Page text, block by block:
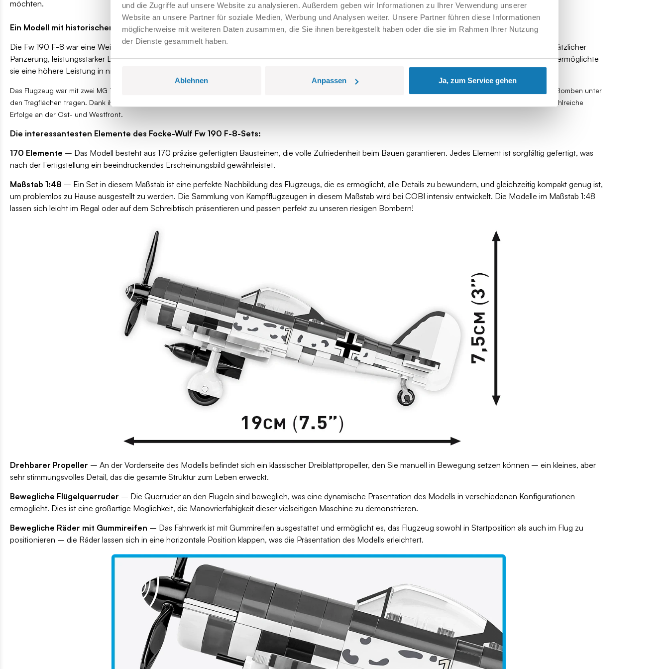
und die Zugriffe auf unsere Website zu analysieren. Außerdem geben wir Informationen zu Ihrer Verwendung unserer
Website an unsere Partner für soziale Medien, Werbung und Analysen weiter. Unsere Partner führen diese Informationen
möglicherweise mit weiteren Daten zusammen, die Sie ihnen bereitgestellt haben oder die sie im Rahmen Ihrer Nutzung
der Dienste gesammelt haben.
Ablehnen Anpassen Ja, zum Service gehen
möchten.
Ein Modell mit historischem Hintergrund!
Die Fw 190 F-8 war eine Weiterentwicklung der legendären Fw 190 A-8 – eines der effektivsten deutschen Jagdflugzeuge des Zweiten Weltkriegs – mit zusätzlicher
Panzerung, leistungsstarker Bewaffnung und der Fähigkeit, Bomben zu tragen. Ausgestattet mit einem verbesserten Kraftstoffeinspritzsystem am Kompressor ermöglichte
sie eine höhere Leistung in niedrigeren Höhen und war somit ideal für Angriffseinsätze.
Das Flugzeug war mit zwei MG 151/20 20-mm-Kanonen und zwei MG 131 13-mm-Maschinengewehren bewaffnet. Es konnte eine Bombe unter dem Rumpf und zusätzliche Bomben unter
den Tragflächen tragen. Dank ihrer außergewöhnlichen Robustheit und Effektivität erlangte die Fw 190 F-8 bei Piloten Anerkennung, und ihre Einsatzversionen erzielten zahlreiche
Erfolge an der Ost- und Westfront.
Die interessantesten Elemente des Focke-Wulf Fw 190 F-8-Sets:
170 Elemente – Das Modell besteht aus 170 präzise gefertigten Bausteinen, die volle Zufriedenheit beim Bauen garantieren. Jedes Element ist sorgfältig gefertigt, was
nach der Fertigstellung ein beeindruckendes Erscheinungsbild gewährleistet.
Maßstab 1:48 – Ein Set in diesem Maßstab ist eine perfekte Nachbildung des Flugzeugs, die es ermöglicht, alle Details zu bewundern, und gleichzeitig kompakt genug ist,
um problemlos zu Hause ausgestellt zu werden. Die Sammlung von Kampfflugzeugen in diesem Maßstab wird bei COBI intensiv entwickelt. Die Modelle im Maßstab 1:48
lassen sich leicht im Regal oder auf dem Schreibtisch präsentieren und passen perfekt zu unseren riesigen Bombern!
Drehbarer Propeller – An der Vorderseite des Modells befindet sich ein klassischer Dreiblattpropeller, den Sie manuell in Bewegung setzen können – ein kleines, aber
sehr stimmungsvolles Detail, das die gesamte Struktur zum Leben erweckt.
Bewegliche Flügelquerruder – Die Querruder an den Flügeln sind beweglich, was eine dynamische Präsentation des Modells in verschiedenen Konfigurationen
ermöglicht. Dies ist eine großartige Möglichkeit, die Manövrierfähigkeit dieser vielseitigen Maschine zu demonstrieren.
Bewegliche Räder mit Gummireifen – Das Fahrwerk ist mit Gummireifen ausgestattet und ermöglicht es, das Flugzeug sowohl in Startposition als auch im Flug zu
positionieren – die Räder lassen sich in eine horizontale Position klappen, was die Präsentation des Modells erleichtert.